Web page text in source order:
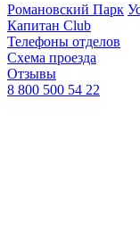
Романовский Парк
Капитан Club
Телефоны отделов
Схема проезда
Отзывы
8 800 500 54 22